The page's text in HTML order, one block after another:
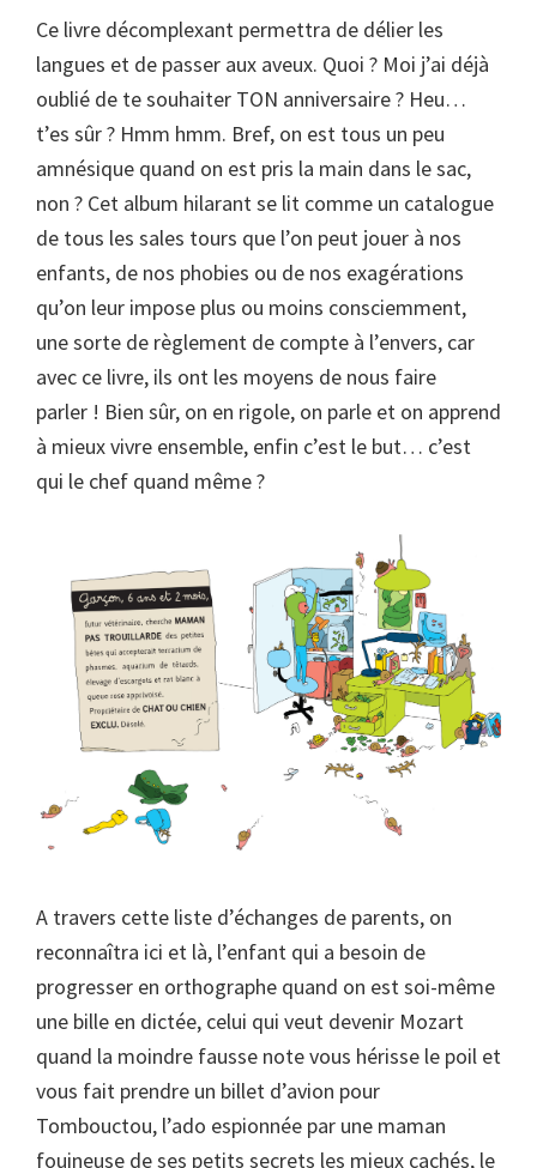
Ce livre décomplexant permettra de délier les
langues et de passer aux aveux. Quoi ? Moi j’ai déjà
oublié de te souhaiter TON anniversaire ? Heu…
t’es sûr ? Hmm hmm. Bref, on est tous un peu
amnésique quand on est pris la main dans le sac,
non ? Cet album hilarant se lit comme un catalogue
de tous les sales tours que l’on peut jouer à nos
enfants, de nos phobies ou de nos exagérations
qu’on leur impose plus ou moins consciemment,
une sorte de règlement de compte à l’envers, car
avec ce livre, ils ont les moyens de nous faire
parler ! Bien sûr, on en rigole, on parle et on apprend
à mieux vivre ensemble, enfin c’est le but… c’est
qui le chef quand même ?
A travers cette liste d’échanges de parents, on
reconnaîtra ici et là, l’enfant qui a besoin de
progresser en orthographe quand on est soi-même
une bille en dictée, celui qui veut devenir Mozart
quand la moindre fausse note vous hérisse le poil et
vous fait prendre un billet d’avion pour
Tombouctou, l’ado espionnée par une maman
fouineuse de ses petits secrets les mieux cachés, le